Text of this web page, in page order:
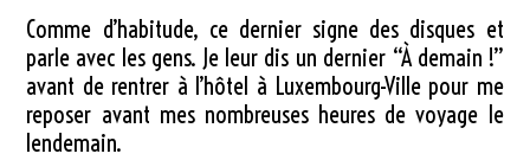
Comme d’habitude, ce dernier signe des disques et
parle avec les gens. Je leur dis un dernier “À demain !”
avant de rentrer à l’hôtel à Luxembourg-Ville pour me
reposer avant mes nombreuses heures de voyage le
lendemain.